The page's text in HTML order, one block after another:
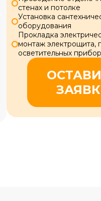
стенах и потолке
Установка
оборудования
Прокладка
монтаж электрощита,
осветительных